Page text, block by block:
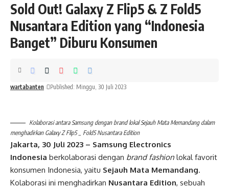
Sold Out! Galaxy Z Flip5 & Z Fold5
Nusantara Edition yang “Indonesia
Banget” Diburu Konsumen
wartabanten Published: Minggu, 30 Juli 2023
Kolaborasi antara Samsung dengan brand lokal Sejauh Mata Memandang dalam
menghadirkan Galaxy Z Flip5 _ Fold5 Nusantara Edition
Jakarta, 30 Juli 2023 – Samsung Electronics
Indonesia berkolaborasi dengan brand fashion lokal favorit
konsumen Indonesia, yaitu Sejauh Mata Memandang.
Kolaborasi ini menghadirkan Nusantara Edition, sebuah